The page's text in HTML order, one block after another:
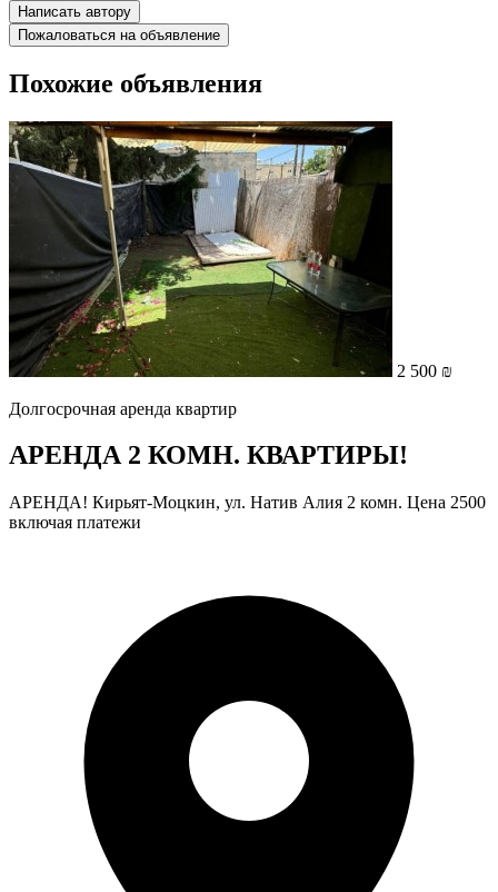
Написать автору
Пожаловаться на объявление
Похожие объявления
2 500 ₪
Долгосрочная аренда квартир
АРЕНДА 2 КОМН. КВАРТИРЫ!
АРЕНДА! Кирьят-Моцкин, ул. Натив Алия 2 комн. Цена 2500
включая платежи